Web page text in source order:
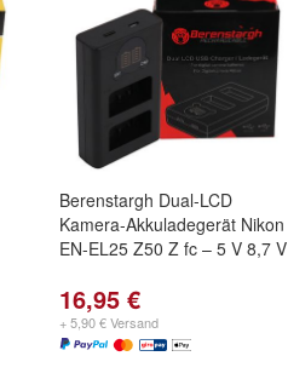
Berenstargh Dual-LCD
Kamera-Akkuladegerät Nikon
EN-EL25 Z50 Z fc – 5 V 8,7 V
16,95 €
+ 5,90 € Versand